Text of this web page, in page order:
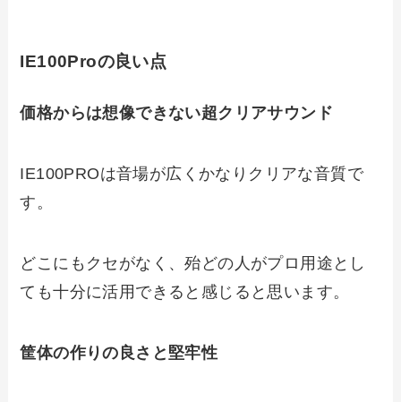
IE100Proの良い点
価格からは想像できない超クリアサウンド
IE100PROは音場が広くかなりクリアな音質で
す。
どこにもクセがなく、殆どの人がプロ用途とし
ても十分に活用できると感じると思います。
筐体の作りの良さと堅牢性